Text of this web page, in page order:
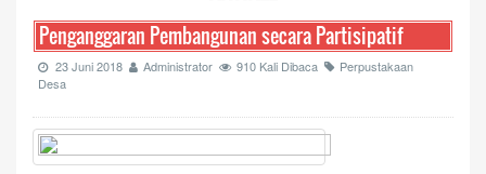
Penganggaran Pembangunan secara Partisipatif
23 Juni 2018 Administrator 910 Kali Dibaca
Perpustakaan
Desa